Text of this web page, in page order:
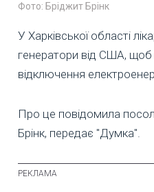
Фото: Бріджит Брінк
У Харківської області
генератори від США, щоб
відключення
Про це повідомила
Брінк, передає "Думка".